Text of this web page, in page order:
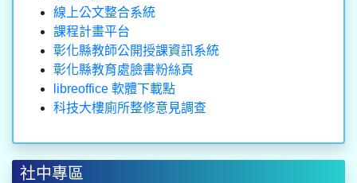
線上公文整合系統
課程計畫平台
彰化縣教師公開授課資訊系統
彰化縣教育處臉書粉絲頁
libreoffice 軟體下載點
科技大樓廁所整修意見調查
社中專區